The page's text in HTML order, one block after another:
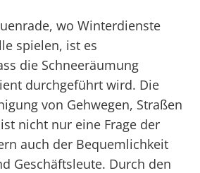
wo Winterdienste
spielen, ist es
die Schneeräumung
durchgeführt wird. Die
von Gehwegen, Straßen
nicht nur eine Frage der
auch der Bequemlichkeit
Geschäftsleute. Durch den